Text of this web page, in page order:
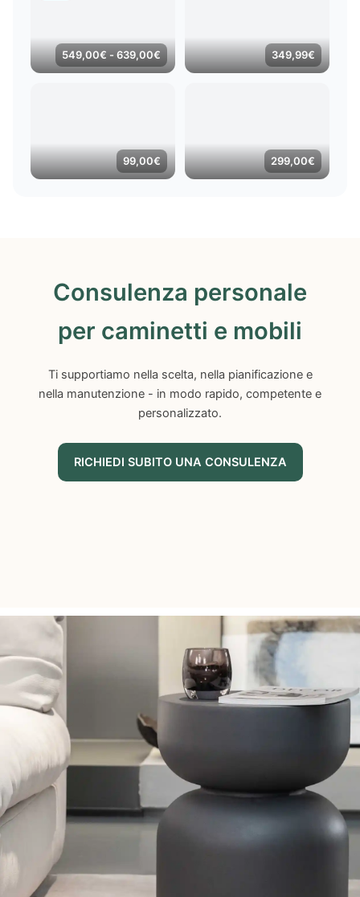
549,00€ - 639,00€ Fascia
di
639,00€
349,99€
99,00€ 299,00€
Consulenza personale
per caminetti e mobili
Ti supportiamo nella scelta, nella pianificazione e
nella manutenzione - in modo rapido, competente e
personalizzato.
RICHIEDI SUBITO UNA CONSULENZA